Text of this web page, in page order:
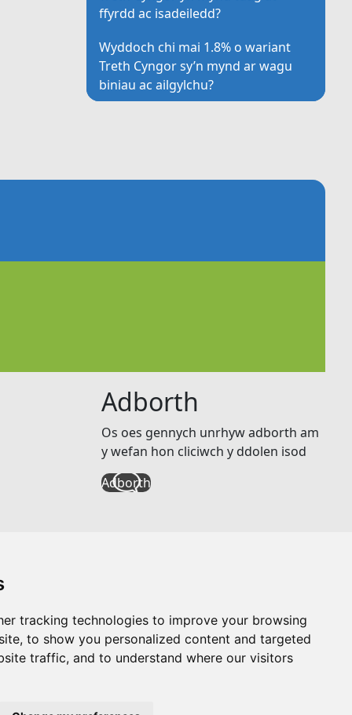
tracking technologies to improve your browsing
to show you personalized content and targeted
traffic, and to understand where our visitors
ffyrdd ac isadeiledd?
Wyddoch chi mai 1.8% o wariant
Treth Cyngor sy’n mynd ar wagu
biniau ac ailgylchu?
Adborth
Os oes gennych unrhyw adborth am
y wefan hon cliciwch y ddolen isod
Adborth